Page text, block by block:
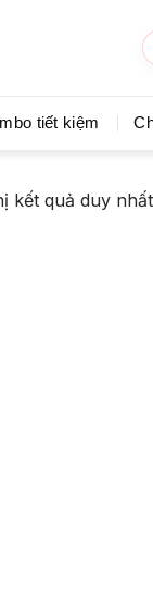
mỗi ngày!
tiết kiệm
kết quả duy nhất